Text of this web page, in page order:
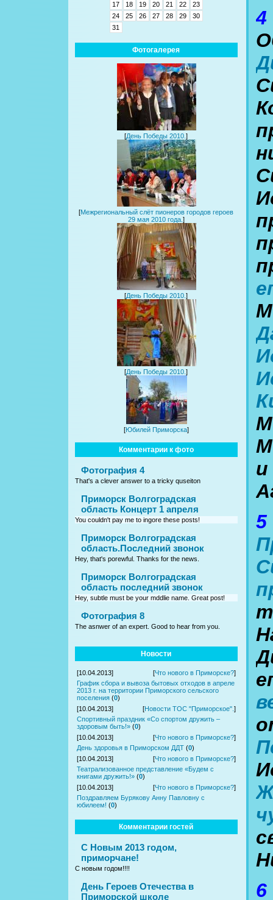
17
18 19 20 21 22
23
24
25 26 27 28 29
30
31
Фотогалерея
[День Победы 2010.]
[Межрегиональный слёт пионеров городов героев
29 мая 2010 года. ]
[День Победы 2010.]
[День Победы 2010.]
[Юбилей Приморска]
Комментарии к фото
Фотография 4
That's a clever answer to a tricky quseiton
Приморск Волгоградская
область Концерт 1 апреля
You couldn't pay me to ingore these posts!
Приморск Волгоградская
область.Последний звонок
Hey, that's porewful. Thanks for the news.
Приморск Волгоградская
область последний звонок
Hey, subtle must be your mddlie name. Great post!
Фотография 8
The asnwer of an expert. Good to hear from you.
Новости
[10.04.2013] [Что нового в Приморске?]
График сбора и вывоза бытовых отходов в апреле
2013 г. на территории Приморского сельского
поселения (0)
[10.04.2013]
[Новости ТОС "Приморское". ]
Спортивный праздник «Со спортом дружить –
здоровым быть!» (0)
[10.04.2013]
[Что нового в Приморске?]
День здоровья в Приморском ДДТ (0)
[10.04.2013]
[Что нового в Приморске?]
Театрализованное представление «Будем с
книгами дружить!» (0)
[10.04.2013]
[Что нового в Приморске?]
Поздравляем Бурякову Анну Павловну с
юбилеем! (0)
Комментарии гостей
С Новым 2013 годом,
приморчане!
С новым годом!!!!
День Героев Отечества в
Приморской школе
4
и
5
6